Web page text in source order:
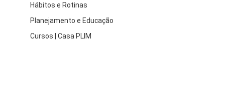
Hábitos e Rotinas
Planejamento e Educação
Cursos | Casa PLIM